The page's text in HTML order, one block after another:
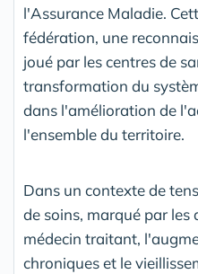
l'Assurance Maladie.
fédération, une
joué par les centres de
transformation du
dans l'amélioration de
l'ensemble du territoire.
Dans un contexte de
de soins, marqué par
médecin traitant,
chroniques et le